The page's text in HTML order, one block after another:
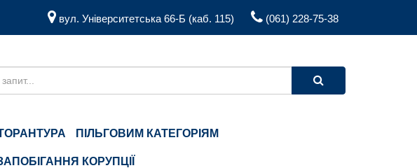
вул. Університетська 66-Б (каб. 115) (061) 228-75-38
ПІЛЬГОВИМ КАТЕГОРІЯМ
КОРУПЦІЇ